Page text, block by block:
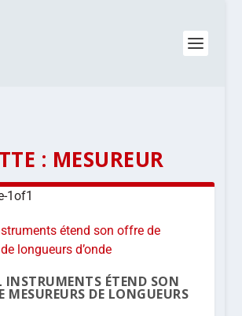
: MESUREUR
INSTRUMENTS ÉTEND SON
MESUREURS DE LONGUEURS